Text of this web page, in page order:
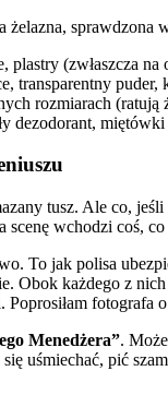
żelazna, sprawdzona
(zwłaszcza na
transparentny
rozmiarach (ratują
dezodorant,
tusz. Ale co,
scenę wchodzi coś,
To jak polisa
Obok każdego z
Menedżera”.
uśmiechać, pić